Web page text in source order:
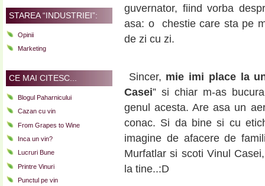
STAREA “INDUSTRIEI”:
Opinii
Marketing
CE MAI CITESC...
Blogul Paharnicului
Cazan cu vin
From Grapes to Wine
Inca un vin?
Lucruri Bune
Printre Vinuri
Punctul pe vin
guvernator, fiind vorba
asa: o chestie care sta pe
de zi cu zi.
Sincer, mie imi place la
Casei” si chiar m-as
genul acesta. Are asa un
conac. Si da bine si cu
imagine de afacere de
Murfatlar si scoti Vinul
la tine..:D